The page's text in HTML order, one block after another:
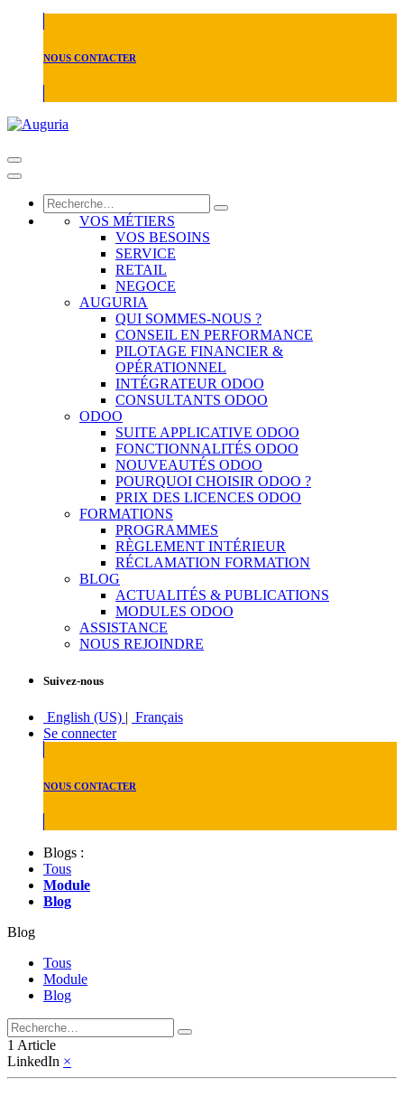
NOUS CONTACTER
VOS MÉTIERS
VOS BESOINS
SERVICE
RETAIL
NEGOCE
AUGURIA
QUI SOMMES-NOUS ?
CONSEIL EN PERFORMANCE
PILOTAGE FINANCIER &
OPÉRATIONNEL
INTÉGRATEUR ODOO
CONSULTANTS ODOO
ODOO
SUITE APPLICATIVE ODOO
FONCTIONNALITÉS ODOO
NOUVEAUTÉS ODOO
POURQUOI CHOISIR ODOO ?
PRIX DES LICENCES ODOO
FORMATIONS
PROGRAMMES
RÈGLEMENT INTÉRIEUR
RÉCLAMATION FORMATION
BLOG
ACTUALITÉS & PUBLICATIONS
MODULES ODOO
ASSISTANCE
NOUS REJOINDRE
Suivez-nous
English (US) | Français
Se connecter
NOUS CONTACTER
Blogs :
Tous
Module
Blog
Blog
Tous
Module
Blog
1 Article
LinkedIn ×